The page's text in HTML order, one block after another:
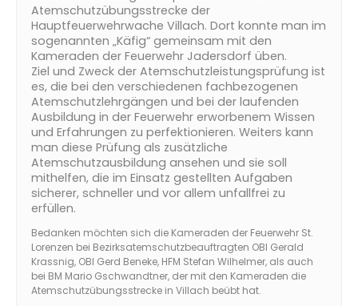
Atemschutzübungsstrecke der
Hauptfeuerwehrwache Villach. Dort konnte man im
sogenannten „Käfig“ gemeinsam mit den
Kameraden der Feuerwehr Jadersdorf üben.
Ziel und Zweck der Atemschutzleistungsprüfung ist
es, die bei den verschiedenen fachbezogenen
Atemschutzlehrgängen und bei der laufenden
Ausbildung in der Feuerwehr erworbenem Wissen
und Erfahrungen zu perfektionieren. Weiters kann
man diese Prüfung als zusätzliche
Atemschutzausbildung ansehen und sie soll
mithelfen, die im Einsatz gestellten Aufgaben
sicherer, schneller und vor allem unfallfrei zu
erfüllen.
Bedanken möchten sich die Kameraden der Feuerwehr St.
Lorenzen bei Bezirksatemschutzbeauftragten OBI Gerald
Krassnig, OBI Gerd Beneke, HFM Stefan Wilhelmer, als auch
bei BM Mario Gschwandtner, der mit den Kameraden die
Atemschutzübungsstrecke in Villach beübt hat.